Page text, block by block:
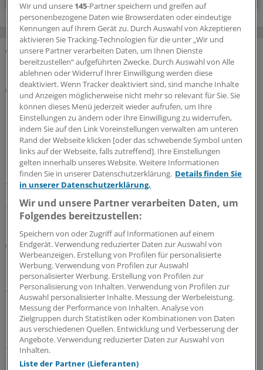
MEHR ZUM THEMA
Rezept
KBV und Krankenkassen präzisieren die neuen
Regeln zur Cannabistherapie
Mit dem GKV-Spargesetz wurden auch die Regeln für die
Cannabistherapie auf Kasse verschärft. KBV und
Krankenkassen stellen nun klar, wie mit dem
sechsmonatigen Therapieversuch zu verfahren ist. Und
welche Ausnahmen gelten.
06.08.2026
Bundesverwaltungsgericht
Urteil: Defekturarzneimittel nicht mehr als
Sprechstundenbedarf
Arztpraxen können Defekturarzneimittel nicht mehr als
Sprechstundenbedarf bestellen, hat das
Bundesverwaltungsgericht entschieden – und
klargestellt, welche Anlässe als zulässig gelten.
06.08.2026
Wir und unsere 145-Partner speichern und greifen auf
personenbezogene Daten wie Browserdaten oder eindeutige
Kennungen auf Ihrem Gerät zu. Durch Auswahl von Akzeptieren
aktivieren Sie Tracking-Technologien für die unter „Wir und
unsere Partner verarbeiten Daten, um Ihnen Dienste
bereitzustellen“ aufgeführten Zwecke. Durch Auswahl von Alle
ablehnen oder Widerruf Ihrer Einwilligung werden diese
deaktiviert. Wenn Tracker deaktiviert sind, sind manche Inhalte
und Anzeigen möglicherweise nicht mehr so relevant für Sie. Sie
können dieses Menü jederzeit wieder aufrufen, um Ihre
Einstellungen zu ändern oder Ihre Einwilligung zu widerrufen,
indem Sie auf den Link Voreinstellungen verwalten am unteren
Rand der Webseite klicken [oder das schwebende Symbol unten
links auf der Webseite, falls zutreffend]. Ihre Einstellungen
gelten innerhalb unseres Website. Weitere Informationen
finden Sie in unserer Datenschutzerklärung. Details finden Sie
in unserer Datenschutzerklärung.
Wir und unsere Partner verarbeiten Daten, um
Folgendes bereitzustellen:
Speichern von oder Zugriff auf Informationen auf einem
Endgerät. Verwendung reduzierter Daten zur Auswahl von
Werbeanzeigen. Erstellung von Profilen für personalisierte
Werbung. Verwendung von Profilen zur Auswahl
personalisierter Werbung. Erstellung von Profilen zur
Personalisierung von Inhalten. Verwendung von Profilen zur
Auswahl personalisierter Inhalte. Messung der Werbeleistung.
Messung der Performance von Inhalten. Analyse von
Zielgruppen durch Statistiken oder Kombinationen von Daten
aus verschiedenen Quellen. Entwicklung und Verbesserung der
Angebote. Verwendung reduzierter Daten zur Auswahl von
Inhalten.
Liste der Partner (Lieferanten)